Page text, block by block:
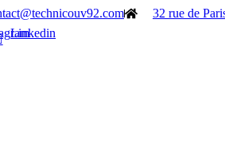
32 rue de
Linkedin